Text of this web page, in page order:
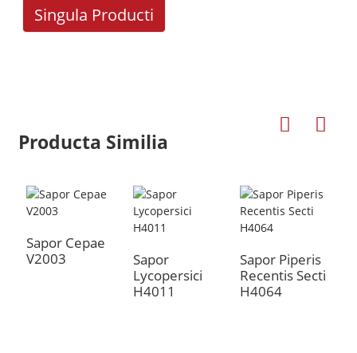
Singula Producti
Producta Similia
Sapor Cepae
V2003
Sapor
Lycopersici
H4011
Sapor Piperis
Recentis Secti
H4064